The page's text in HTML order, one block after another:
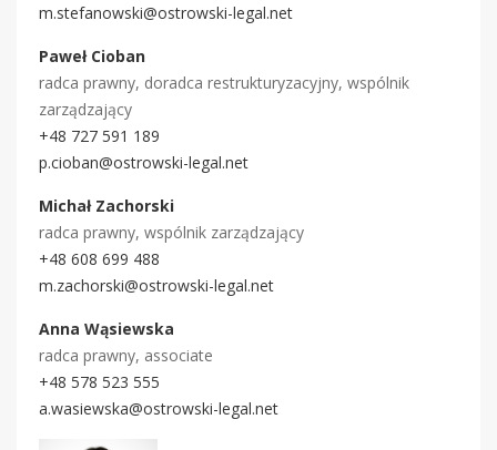
m.stefanowski@ostrowski-legal.net
Paweł Cioban
radca prawny, doradca restrukturyzacyjny, wspólnik
zarządzający
+48 727 591 189
p.cioban@ostrowski-legal.net
Michał Zachorski
radca prawny, wspólnik zarządzający
+48 608 699 488
m.zachorski@ostrowski-legal.net
Anna Wąsiewska
radca prawny, associate
+48 578 523 555
a.wasiewska@ostrowski-legal.net